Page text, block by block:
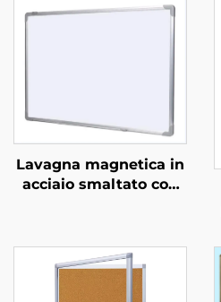
Lavagna magnetica in
acciaio smaltato con
per scuola ufficio casa
Lavagne magnetiche